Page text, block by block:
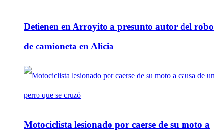
Detienen en Arroyito a presunto autor del robo
de camioneta en Alicia
Motociclista lesionado por caerse de su moto a